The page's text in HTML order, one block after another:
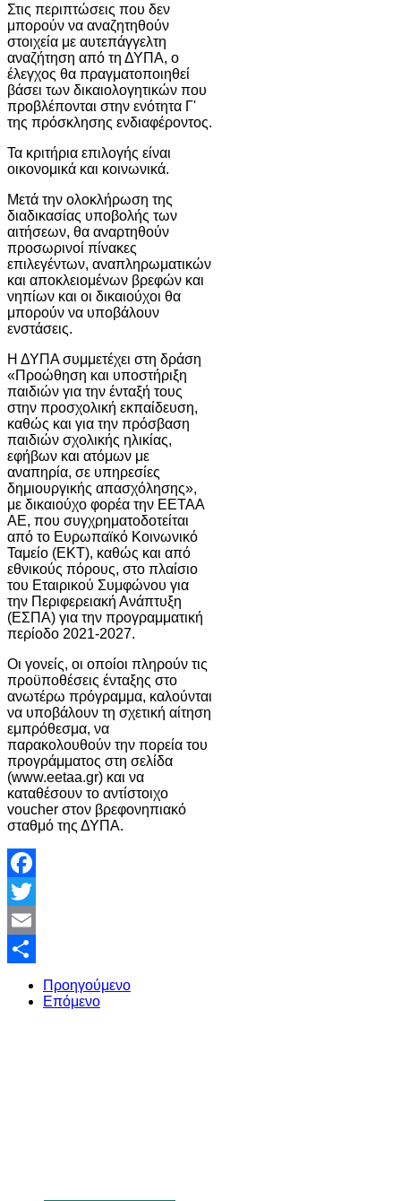
Στις περιπτώσεις που δεν
μπορούν να αναζητηθούν
στοιχεία με αυτεπάγγελτη
αναζήτηση από τη ΔΥΠΑ, ο
έλεγχος θα πραγματοποιηθεί
βάσει των δικαιολογητικών που
προβλέπονται στην ενότητα Γ'
της πρόσκλησης ενδιαφέροντος.
Τα κριτήρια επιλογής είναι
οικονομικά και κοινωνικά.
Μετά την ολοκλήρωση της
διαδικασίας υποβολής των
αιτήσεων, θα αναρτηθούν
προσωρινοί πίνακες
επιλεγέντων, αναπληρωματικών
και αποκλειομένων βρεφών και
νηπίων και οι δικαιούχοι θα
μπορούν να υποβάλουν
ενστάσεις.
Η ΔΥΠΑ συμμετέχει στη δράση
«Προώθηση και υποστήριξη
παιδιών για την ένταξή τους
στην προσχολική εκπαίδευση,
καθώς και για την πρόσβαση
παιδιών σχολικής ηλικίας,
εφήβων και ατόμων με
αναπηρία, σε υπηρεσίες
δημιουργικής απασχόλησης»,
με δικαιούχο φορέα την ΕΕΤΑΑ
ΑΕ, που συγχρηματοδοτείται
από το Ευρωπαϊκό Κοινωνικό
Ταμείο (ΕΚΤ), καθώς και από
εθνικούς πόρους, στο πλαίσιο
του Εταιρικού Συμφώνου για
την Περιφερειακή Ανάπτυξη
(ΕΣΠΑ) για την προγραμματική
περίοδο 2021-2027.
Οι γονείς, οι οποίοι πληρούν τις
προϋποθέσεις ένταξης στο
ανωτέρω πρόγραμμα, καλούνται
να υποβάλουν τη σχετική αίτηση
εμπρόθεσμα, να
παρακολουθούν την πορεία του
προγράμματος στη σελίδα
(www.eetaa.gr) και να
καταθέσουν το αντίστοιχο
voucher στον βρεφονηπιακό
σταθμό της ΔΥΠΑ.
Facebook
Twitter
Email
Share
Προηγούμενο
Επόμενο